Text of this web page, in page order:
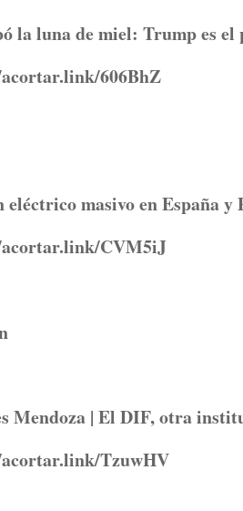
la luna de miel: Trump es
606BhZ
eléctrico masivo en España y
CVM5iJ
Mendoza | El DIF, otra
TzuwHV